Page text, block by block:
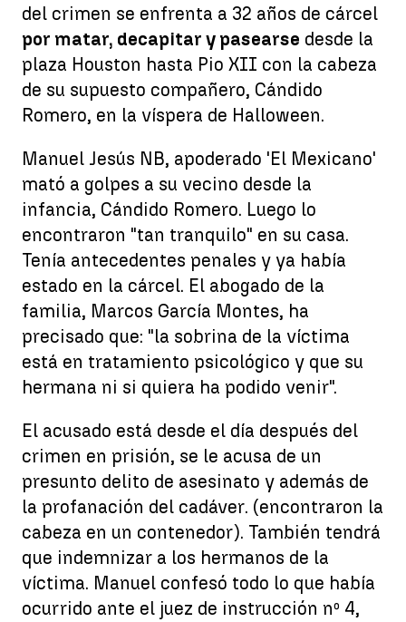
del crimen se enfrenta a 32 años de cárcel
por matar, decapitar y pasearse desde la
plaza Houston hasta Pio XII con la cabeza
de su supuesto compañero, Cándido
Romero, en la víspera de Halloween.
Manuel Jesús NB, apoderado 'El Mexicano'
mató a golpes a su vecino desde la
infancia, Cándido Romero. Luego lo
encontraron "tan tranquilo" en su casa.
Tenía antecedentes penales y ya había
estado en la cárcel. El abogado de la
familia, Marcos García Montes, ha
precisado que: "la sobrina de la víctima
está en tratamiento psicológico y que su
hermana ni si quiera ha podido venir".
El acusado está desde el día después del
crimen en prisión, se le acusa de un
presunto delito de asesinato y además de
la profanación del cadáver. (encontraron la
cabeza en un contenedor). También tendrá
que indemnizar a los hermanos de la
víctima. Manuel confesó todo lo que había
ocurrido ante el juez de instrucción nº 4,